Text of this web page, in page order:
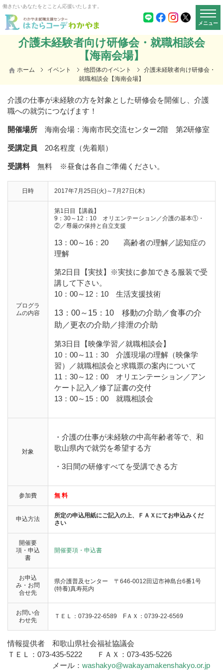
働きたいあなたをとことん応援いたします。
メニュー
介護未経験者向け研修会・就職相談会
【海南会場】
ホーム イベント 他団体のイベント
介護未経験者向け研修会・
就職相談会【海南会場】
介護の仕事が未経験の方を対象とした研修会を開催し、介護
職への就労につなげます！
開催場所 海南会場：海南市民交流センター2階 第2研修室
受講定員 20名程度（先着順）
受講料 無料 ※昼食は各自ご準備ください。
日時 2017年7 月 25 日 (火)～7 月 27 日 (木)
プログラ
ムの内容
第1日目【講義】
9：30～12：10 オリエンテーション／介護の基本①・
②／尊厳の保持と自立支援
13：00～16：20 高齢者の理解／認知症の
理解
第2日目【実技】※実技に参加できる服装で受
講して下さい。
10：00～12：10 生活支援技術
13：00～15：10 移動の介助／食事の介
助／更衣の介助／排泄の介助
第3日目【映像学習／就職相談会】
10：00～11：30 介護現場の理解（映像学
習）／就職相談会と求職票の案内について
11：30～12：00 オリエンテーション／アン
ケート記入／修了証書の交付
13：00～15：00 就職相談会
対象
・介護の仕事が未経験の中高年齢者等で、和
歌山県内で就労を希望する方
・3日間の研修すべてを受講できる方
参加費 無 料
申込方法
所定の申込用紙にご記入の上、ＦＡＸにてお申込みくだ
さい
開催要
項・申込
書
開催要項・申込書
お申込
み・お問
合せ先
県介護普及センター 〒 646-0012 田辺市神島台6番1号
(特養)真寿苑内
お問い合
わせ先
ＴＥＬ： 0739-22-6589 F ＡＸ： 0739-22-6569
情報提供者 和歌山県社会福祉協議会
ＴＥＬ：073-435-5222 ＦＡＸ：073-435-5226
メール： washakyo@wakayamakenshakyo.or.jp